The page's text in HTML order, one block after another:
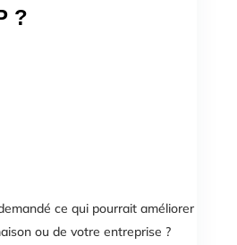
?
ce qui pourrait améliorer
ou de votre entreprise ?